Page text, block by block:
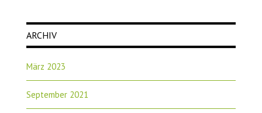
ARCHIV
März 2023
September 2021